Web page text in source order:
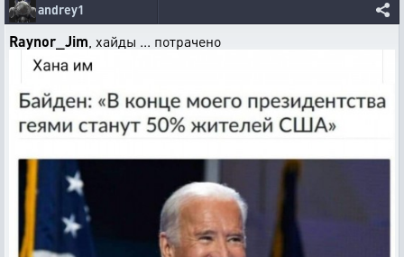
andrey1
Raynor_Jim , хайды ... потрачено